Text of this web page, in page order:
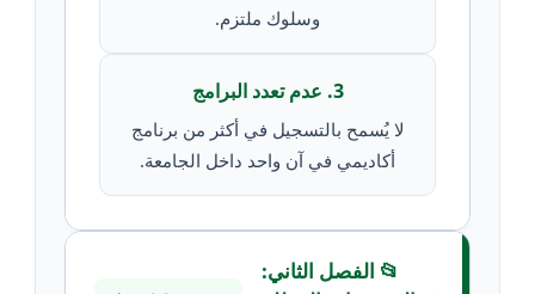
وسلوك ملتزم.
3. عدم تعدد البرامج
لا يُسمح بالتسجيل في أكثر من برنامج
أكاديمي في آن واحد داخل الجامعة.
📂 الفصل الثاني: